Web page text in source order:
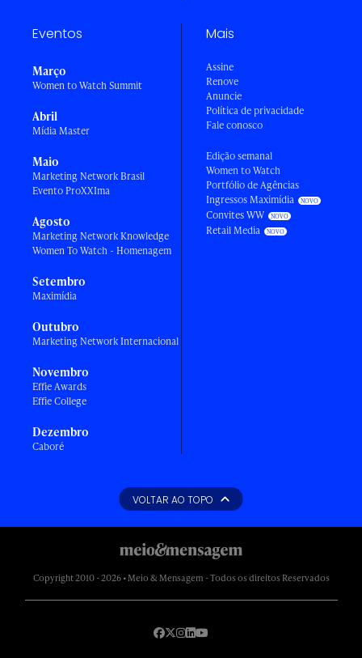
Eventos
Março
Women to Watch Summit
Abril
Mídia Master
Maio
Marketing Network Brasil
Evento ProXXIma
Agosto
Marketing Network Knowledge
Women To Watch - Homenagem
Setembro
Maximídia
Outubro
Marketing Network Internacional
Novembro
Effie Awards
Effie College
Dezembro
Caboré
Mais
Assine
Renove
Anuncie
Política de privacidade
Fale conosco
Edição semanal
Women to Watch
Portfólio de Agências
Ingressos Maximídia
Convites WW
Retail Media
VOLTAR AO TOPO
Copyright 2010 - 2026 • Meio & Mensagem - Todos os direitos Reservados